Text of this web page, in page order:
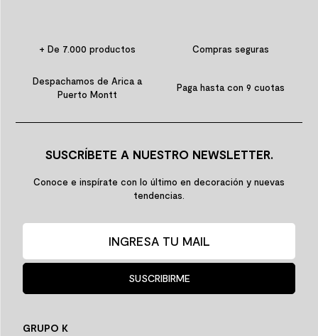
+ De 7.000 productos Compras seguras
Despachamos de Arica a
Puerto Montt
Paga hasta con 9 cuotas
SUSCRÍBETE A NUESTRO NEWSLETTER.
Conoce e inspírate con lo último en decoración y nuevas
tendencias.
SUSCRIBIRME
GRUPO K